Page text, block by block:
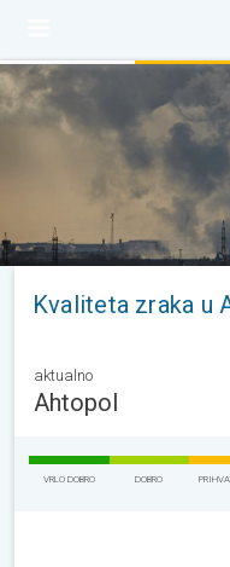
Kvaliteta zraka u
aktualno
Ahtopol
VRLO DOBRO DOBRO